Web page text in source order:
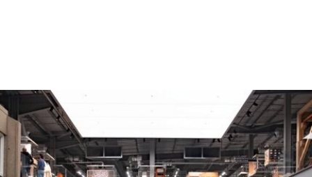
他的作品将城市空间视为承载着记忆、监视与控制
体系的活体。他常驻巴黎和雅典，其作品曾在纽约
现代艺术博物馆和伦敦当代艺术中心展出。
哈恩·内夫肯基金会是一家专注于影像艺术创作的非